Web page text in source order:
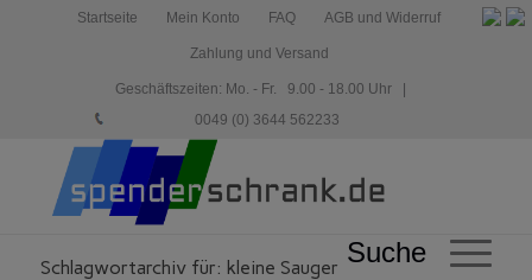
Startseite Mein Konto FAQ AGB und Widerruf
Zahlung und Versand
Geschäftszeiten: Mo. - Fr. 9.00 - 18.00 Uhr |
0049 (0) 3644 562233
Suche
Schlagwortarchiv für: kleine Sauger